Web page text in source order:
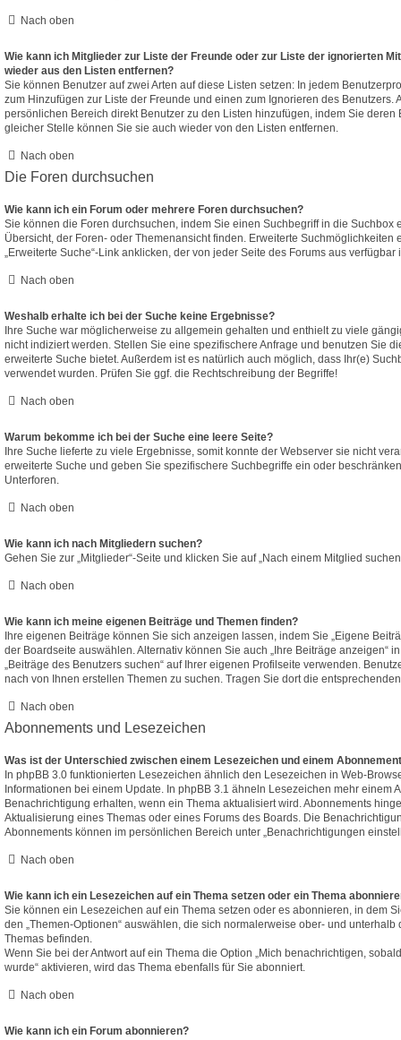
Nach oben
Wie kann ich Mitglieder zur Liste der Freunde oder zur Liste der ignorierten
wieder aus den Listen entfernen?
Sie können Benutzer auf zwei Arten auf diese Listen setzen: In jedem
zum Hinzufügen zur Liste der Freunde und einen zum Ignorieren des Benutzers.
persönlichen Bereich direkt Benutzer zu den Listen hinzufügen, indem Sie deren
gleicher Stelle können Sie sie auch wieder von den Listen entfernen.
Nach oben
Die Foren durchsuchen
Wie kann ich ein Forum oder mehrere Foren durchsuchen?
Sie können die Foren durchsuchen, indem Sie einen Suchbegriff in die Suchbox
Übersicht, der Foren- oder Themenansicht finden. Erweiterte Suchmöglichkeiten
„Erweiterte Suche“-Link anklicken, der von jeder Seite des Forums aus verfügbar
Nach oben
Weshalb erhalte ich bei der Suche keine Ergebnisse?
Ihre Suche war möglicherweise zu allgemein gehalten und enthielt zu viele
nicht indiziert werden. Stellen Sie eine spezifischere Anfrage und benutzen Sie
erweiterte Suche bietet. Außerdem ist es natürlich auch möglich, dass Ihr(e)
verwendet wurden. Prüfen Sie ggf. die Rechtschreibung der Begriffe!
Nach oben
Warum bekomme ich bei der Suche eine leere Seite?
Ihre Suche lieferte zu viele Ergebnisse, somit konnte der Webserver sie nicht
erweiterte Suche und geben Sie spezifischere Suchbegriffe ein oder
Unterforen.
Nach oben
Wie kann ich nach Mitgliedern suchen?
Gehen Sie zur „Mitglieder“-Seite und klicken Sie auf „Nach einem Mitglied
Nach oben
Wie kann ich meine eigenen Beiträge und Themen finden?
Ihre eigenen Beiträge können Sie sich anzeigen lassen, indem Sie „Eigene
der Boardseite auswählen. Alternativ können Sie auch „Ihre Beiträge anzeigen“
„Beiträge des Benutzers suchen“ auf Ihrer eigenen Profilseite verwenden.
nach von Ihnen erstellen Themen zu suchen. Tragen Sie dort die
Nach oben
Abonnements und Lesezeichen
Was ist der Unterschied zwischen einem Lesezeichen und einem
In phpBB 3.0 funktionierten Lesezeichen ähnlich den Lesezeichen in Web-
Informationen bei einem Update. In phpBB 3.1 ähneln Lesezeichen mehr einem
Benachrichtigung erhalten, wenn ein Thema aktualisiert wird. Abonnements
Aktualisierung eines Themas oder eines Forums des Boards. Die
Abonnements können im persönlichen Bereich unter „Benachrichtigungen
Nach oben
Wie kann ich ein Lesezeichen auf ein Thema setzen oder ein Thema
Sie können ein Lesezeichen auf ein Thema setzen oder es abonnieren, in dem
den „Themen-Optionen“ auswählen, die sich normalerweise ober- und
Themas befinden.
Wenn Sie bei der Antwort auf ein Thema die Option „Mich benachrichtigen,
wurde“ aktivieren, wird das Thema ebenfalls für Sie abonniert.
Nach oben
Wie kann ich ein Forum abonnieren?